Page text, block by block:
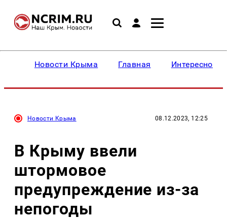
Новости Крыма Главная Интересное
Новости Крыма 08.12.2023, 12:25
В Крыму ввели
штормовое
предупреждение из-за
непогоды